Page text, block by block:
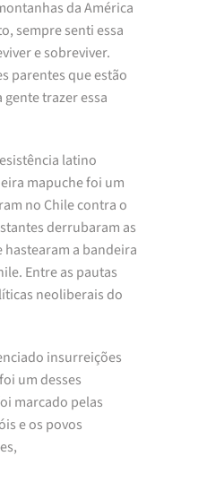
da América
sempre senti essa
e sobreviver.
parentes que estão
trazer essa
latino
mapuche foi um
no Chile contra o
derrubaram as
a bandeira
Entre as pautas
neoliberais do
insurreições
um desses
marcado pelas
e os povos